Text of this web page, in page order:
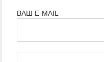
ВАШ E-MAIL